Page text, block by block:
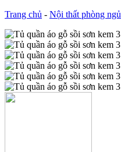
Trang chủ - Nội thất phòng ngủ